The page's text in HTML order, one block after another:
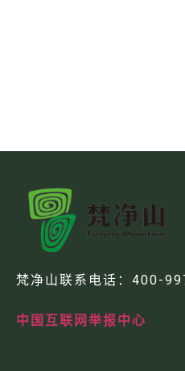
梵净山联系电话： 400-
中国互联网举报中心